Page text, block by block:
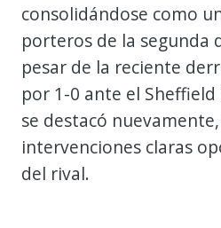
consolidándose como
porteros de la segunda
pesar de la reciente
por 1-0 ante el
se destacó
intervenciones claras
del rival.